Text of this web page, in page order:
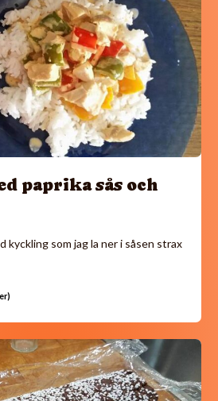
paprika sås och
kyckling som jag la ner i såsen strax